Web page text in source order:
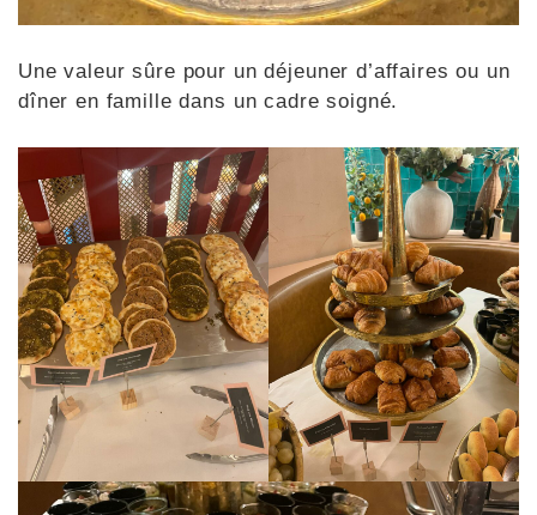
Une valeur sûre pour un déjeuner d’affaires ou un
dîner en famille dans un cadre soigné.